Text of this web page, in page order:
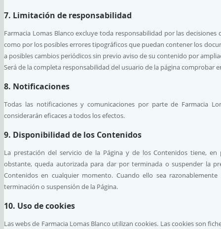
7. Limitación de responsabilidad
Farmacia Lomas Blanco excluye toda responsabilidad por las
como por los posibles errores tipográficos que puedan contener los
a posibles cambios periódicos sin previo aviso de su contenido por
Será de la completa responsabilidad del usuario de la página comprobar
8. Notificaciones
Todas las notificaciones y comunicaciones por parte de Farmacia
considerarán eficaces a todos los efectos.
9. Disponibilidad de los Contenidos
La prestación del servicio de la Página y de los Contenidos tiene,
obstante, queda autorizada para dar por terminada o suspender la
Contenidos en cualquier momento. Cuando ello sea
terminación o suspensión de la Página.
10. Uso de cookies
Las webs de Farmacia Lomas Blanco utilizan cookies. Las cookies son